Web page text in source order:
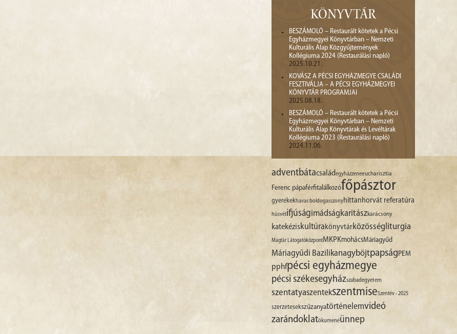
KÖNYVTÁR
BESZÁMOLÓ – Restaurált kötetek a Pécsi
Egyházmegyei Könyvtárban – Nemzeti
Kulturális Alap Közgyűjtemények
Kollégiuma 2024 (Restaurálási napló)
2025.10.21.
KOVÁSZ A PÉCSI EGYHÁZMEGYE CSALÁDI
FESZTIVÁLJA – A PÉCSI EGYHÁZMEGYEI
KÖNYVTÁR PROGRAMJAI
2025.08.18.
BESZÁMOLÓ – Restaurált kötetek a Pécsi
Egyházmegyei Könyvtárban – Nemzeti
Kulturális Alap Könyvtárak és Levéltárak
Kollégiuma 2023 (Restaurálási napló)
2024.11.06.
adventbátacsaládegyházzeneeucharisztia
Ferenc pápaférfitalálkozófőpásztor
gyerekekhavas boldogasszonyhittanhorvát referatúra
húsvétifjúságimádságkaritászkarácsony
katekéziskultúra könyvtárközösségliturgia
Magtár LátogatóközpontMKPKmohácsMáriagyűd
Máriagyűdi Bazilikanagyböjtpapság PEM
pphfpécsi egyházmegye
pécsi székesegyházszabadegyetem
szentatyaszentekszentmiseSzentév - 2025
szerzetesekszűzanyatörténelemvideó
zarándoklatökumenéünnep